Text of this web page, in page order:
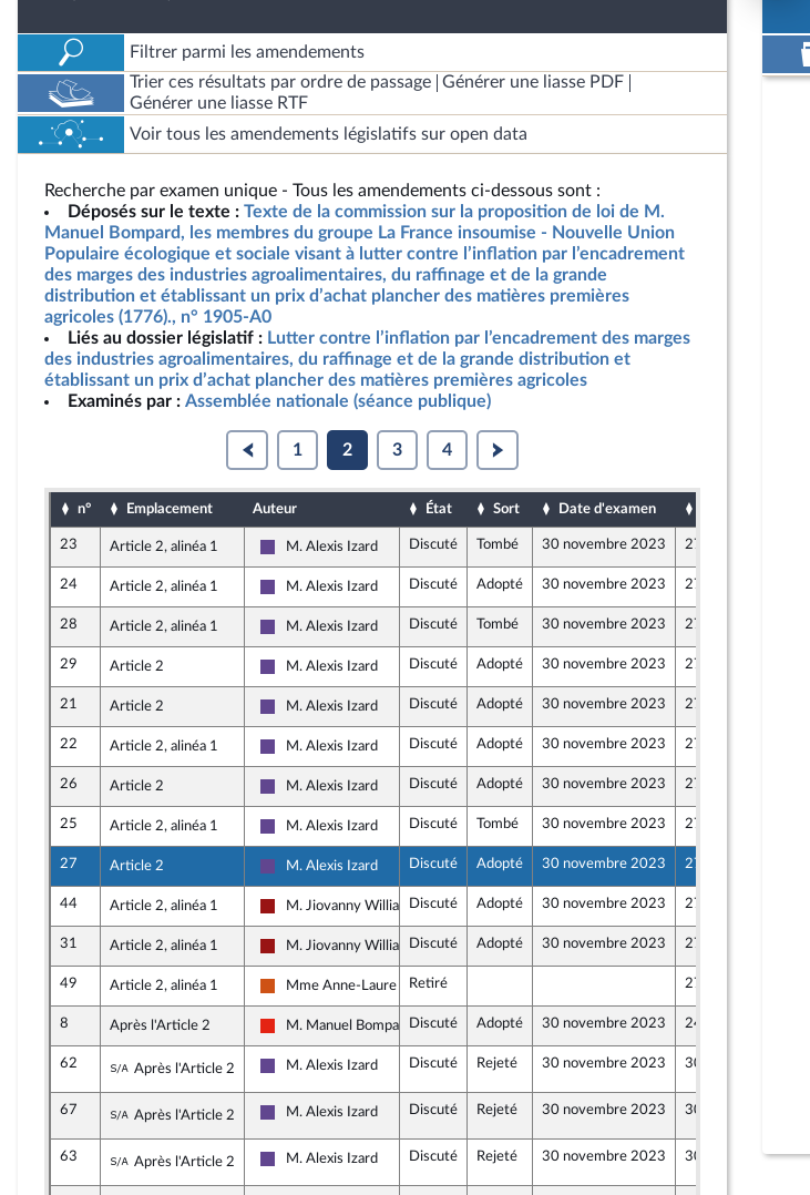
Filtrer parmi les amendements
Trier ces résultats par ordre de passage
Générer une liasse PDF
Générer une liasse RTF
Voir tous les amendements législatifs sur open data
Recherche par examen unique - Tous les amendements ci-dessous sont :
Déposés sur le texte : Texte de la commission sur la proposition de loi de M.
Manuel Bompard, les membres du groupe La France insoumise - Nouvelle Union
Populaire écologique et sociale visant à lutter contre l’inflation par l’encadrement
des marges des industries agroalimentaires, du raffinage et de la grande
distribution et établissant un prix d’achat plancher des matières premières
agricoles (1776)., n° 1905-A0
Liés au dossier législatif : Lutter contre l’inflation par l’encadrement des marges
des industries agroalimentaires, du raffinage et de la grande distribution et
établissant un prix d’achat plancher des matières premières agricoles
Examinés par : Assemblée nationale (séance publique)
1 2 3 4
n° Emplacement Auteur État Sort Date d'examen
23 Article 2, alinéa 1
Renaissance
M. Alexis Izard Discuté Tombé 30 novembre 2023 27 novembre 2023
24 Article 2, alinéa 1
Renaissance
M. Alexis Izard Discuté Adopté 30 novembre 2023 27 novembre 2023
28 Article 2, alinéa 1
Renaissance
M. Alexis Izard Discuté Tombé 30 novembre 2023 27 novembre 2023
29 Article 2
Renaissance
M. Alexis Izard Discuté Adopté 30 novembre 2023 27 novembre 2023
21 Article 2
Renaissance
M. Alexis Izard Discuté Adopté 30 novembre 2023 27 novembre 2023
22 Article 2, alinéa 1
Renaissance
M. Alexis Izard Discuté Adopté 30 novembre 2023 27 novembre 2023
26 Article 2
Renaissance
M. Alexis Izard Discuté Adopté 30 novembre 2023 27 novembre 2023
25 Article 2, alinéa 1
Renaissance
M. Alexis Izard Discuté Tombé 30 novembre 2023 27 novembre 2023
27 Article 2
Renaissance
M. Alexis Izard Discuté Adopté 30 novembre 2023 27 novembre 2023
44 Article 2, alinéa 1
Gauche démocrate et républicaine - NUPES
M. Jiovanny WilliamDiscuté Adopté 30 novembre 2023 27 novembre 2023
31 Article 2, alinéa 1
Gauche démocrate et républicaine - NUPES
M. Jiovanny WilliamDiscuté Adopté 30 novembre 2023 27 novembre 2023
49 Article 2, alinéa 1
Démocrate (MoDem et Indépendants)
Mme Anne-Laure Babault
Retiré 27 novembre 2023
8 Après l'Article 2
La France insoumise - Nouvelle Union Populaire écologique et sociale
M. Manuel BompardDiscuté Adopté 30 novembre 2023 24 novembre 2023
62 Sous-amendement de l'amendement n°8
Après l'Article 2 Renaissance
M. Alexis Izard Discuté Rejeté 30 novembre 2023 30 novembre 2023
67 Sous-amendement de l'amendement n°8
Après l'Article 2 Renaissance
M. Alexis Izard Discuté Rejeté 30 novembre 2023 30 novembre 2023
63 Sous-amendement de l'amendement n°8
Après l'Article 2 Renaissance
M. Alexis Izard Discuté Rejeté 30 novembre 2023 30 novembre 2023